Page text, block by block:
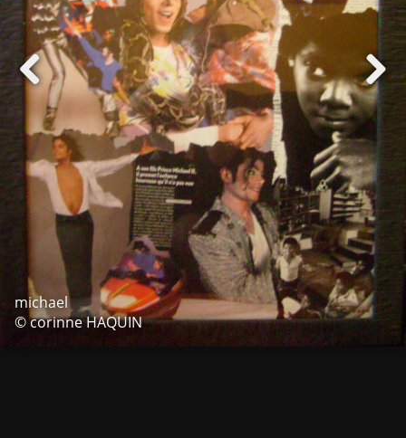
michael
© corinne HAQUIN